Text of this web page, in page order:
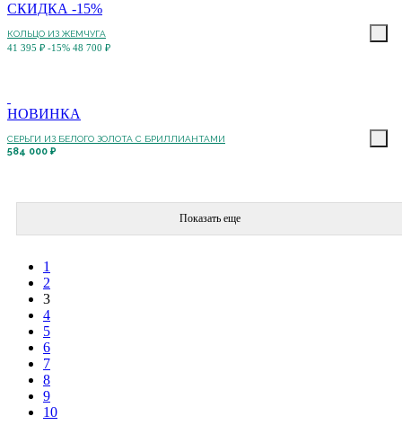
СКИДКА -15%
КОЛЬЦО ИЗ ЖЕМЧУГА
41 395 ₽ -15% 48 700 ₽
НОВИНКА
СЕРЬГИ ИЗ БЕЛОГО ЗОЛОТА С БРИЛЛИАНТАМИ
584 000 ₽
Показать еще
1
2
3
4
5
6
7
8
9
10